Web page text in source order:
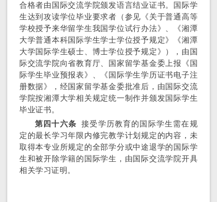
合格者由国际交流学院颁发语言结业证书。国际学
生达到攻读学位毕业要求者（参见《关于普通高等
学校授予来华留学生我国学位试行办法》、《湘潭
大学普通本科国际学生学士学位授予规定》《湘潭
大学国际学生硕士、博士学位授予规定》），由国
际交流学院向省教育厅、国家留学基金委上报《国
际学生毕业预报表》、《国际学生学历证书电子注
册数据》，经国家留学基金委批准后，由国际交流
学院按湘潭大学相关规定统一制作并颁发国际学生
毕业证书。
第四十六条 接受学历教育的国际学生需在规
定的最长学习年限内修完教学计划规定的内容，未
取得本专业所规定的全部学分或中途退学的国际学
生和被开除学籍的国际学生，由国际交流学院开具
相关学习证明。